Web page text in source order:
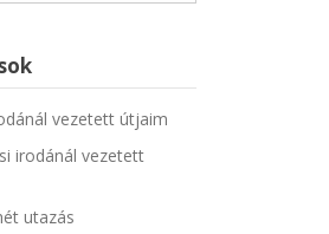
vezetett útjaim
irodánál vezetett
utazás